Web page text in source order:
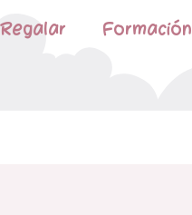
Regalar Formación